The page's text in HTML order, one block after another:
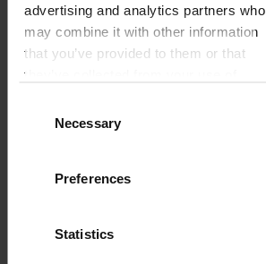
advertising and analytics partners who
may combine it with other information
that you’ve provided to them or that
they’ve collected from your use of
SelectionNecessary
Preferences
Statistics